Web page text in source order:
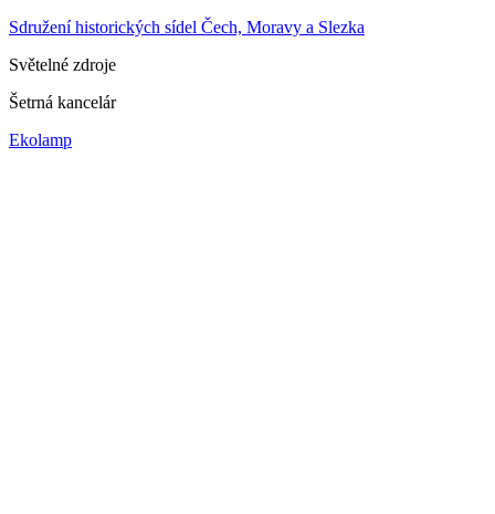
Sdružení historických sídel Čech, Moravy a Slezka
Světelné zdroje
Šetrná kancelár
Ekolamp